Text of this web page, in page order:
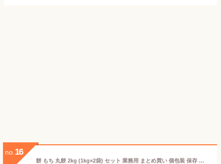
no. 16
餅 もち 丸餅 2kg (1kg×2袋) セット 業務用 まとめ買い 個包装 保存 国産 もち米 まる餅 お供え おやつ お正月 年末 年始 元旦 お餅 おもち 非常食 備蓄 mochi モチ 切り餅 生まるもち アイリスオーヤマ アイリスフーズ *